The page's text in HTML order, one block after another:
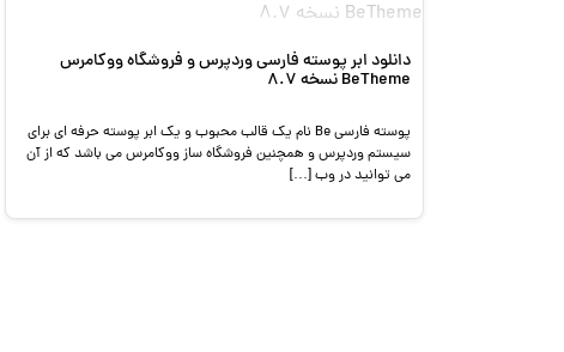
دانلود ابر پوسته فارسی وردپرس و فروشگاه ووکامرس
BeTheme نسخه 8.7
پوسته فارسی Be نام یک قالب محبوب و یک ابر پوسته حرفه ای برای
سیستم وردپرس و همچنین فروشگاه ساز ووکامرس می باشد که از آن
می توانید در وب […]